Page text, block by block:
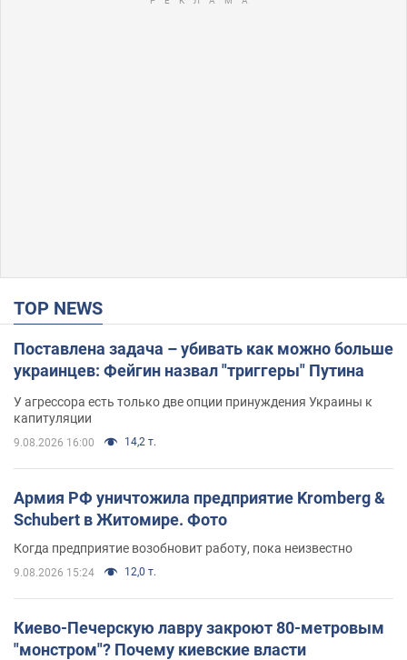
TOP NEWS
Поставлена задача – убивать как можно больше
украинцев: Фейгин назвал "триггеры" Путина
У агрессора есть только две опции принуждения Украины к
капитуляции
9.08.2026 16:00 14,2 т.
Армия РФ уничтожила предприятие Kromberg &
Schubert в Житомире. Фото
Когда предприятие возобновит работу, пока неизвестно
9.08.2026 15:24 12,0 т.
Киево-Печерскую лавру закроют 80-метровым
"монстром"? Почему киевские власти